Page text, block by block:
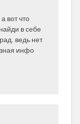
вот что
в себе
ведь нет
инфо